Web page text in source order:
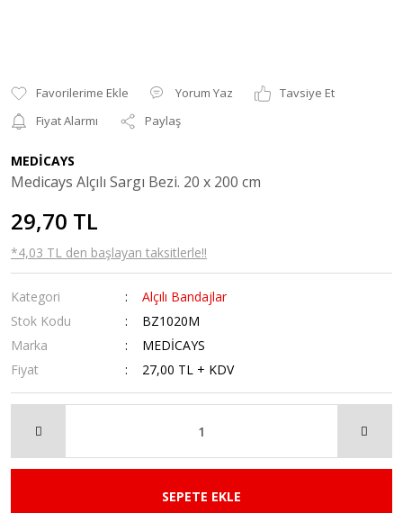
Yorum Yaz
Tavsiye Et
Fiyat Alarmı
Paylaş
MEDİCAYS
Medicays Alçılı Sargı Bezi. 20 x 200 cm
29,70 TL
*4,03 TL den başlayan taksitlerle!!
Kategori
Alçılı Bandajlar
Stok Kodu
BZ1020M
Marka
MEDİCAYS
Fiyat
27,00 TL + KDV
SEPETE EKLE